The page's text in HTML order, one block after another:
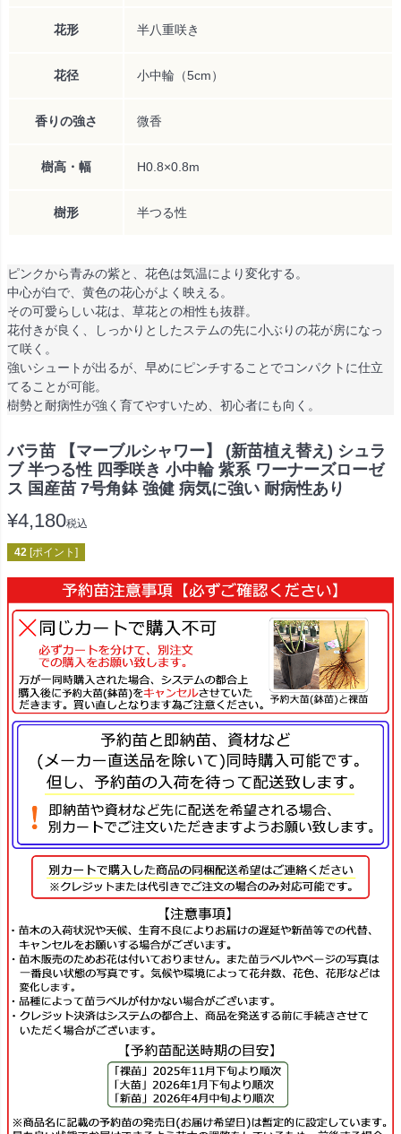
花形 半八重咲き
花径 小中輪（5cm）
香りの強さ 微香
樹高・幅 H0.8×0.8m
樹形 半つる性
ピンクから青みの紫と、花色は気温により変化する。
中心が白で、黄色の花心がよく映える。
その可愛らしい花は、草花との相性も抜群。
花付きが良く、しっかりとしたステムの先に小ぶりの花が房になっ
て咲く。
強いシュートが出るが、早めにピンチすることでコンパクトに仕立
てることが可能。
樹勢と耐病性が強く育てやすいため、初心者にも向く。
バラ苗 【マーブルシャワー】 (新苗植え替え) シュラ
ブ 半つる性 四季咲き 小中輪 紫系 ワーナーズローゼ
ス 国産苗 7号角鉢 強健 病気に強い 耐病性あり
¥4,180税込
42 [ポイント]